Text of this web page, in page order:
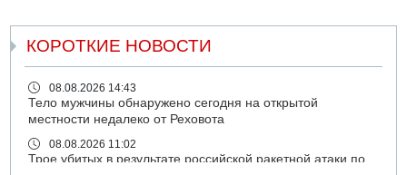
КОРОТКИЕ НОВОСТИ
08.08.2026 14:43
Тело мужчины обнаружено сегодня на открытой
местности недалеко от Реховота
08.08.2026 11:02
Трое убитых в результате российской ракетной атаки по